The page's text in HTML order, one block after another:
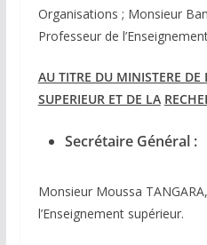
Organisations ; Monsieur
Professeur de
AU TITRE DU MINISTERE DE
SUPERIEUR ET DE LA
Secrétaire Général :
Monsieur Moussa
l’Enseignement supérieur.